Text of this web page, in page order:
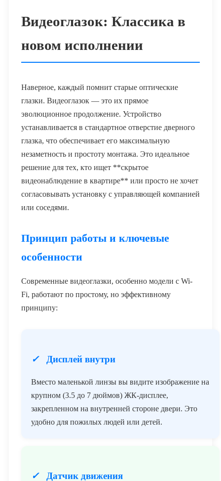
Видеоглазок: Классика в
новом исполнении
Наверное, каждый помнит старые оптические
глазки. Видеоглазок — это их прямое
эволюционное продолжение. Устройство
устанавливается в стандартное отверстие дверного
глазка, что обеспечивает его максимальную
незаметность и простоту монтажа. Это идеальное
решение для тех, кто ищет **скрытое
видеонаблюдение в квартире** или просто не хочет
согласовывать установку с управляющей компанией
или соседями.
Принцип работы и ключевые
особенности
Современные видеоглазки, особенно модели с Wi-
Fi, работают по простому, но эффективному
принципу:
✓ Дисплей внутри
Вместо маленькой линзы вы видите изображение на
крупном (3.5 до 7 дюймов) ЖК-дисплее,
закрепленном на внутренней стороне двери. Это
удобно для пожилых людей или детей.
✓ Датчик движения